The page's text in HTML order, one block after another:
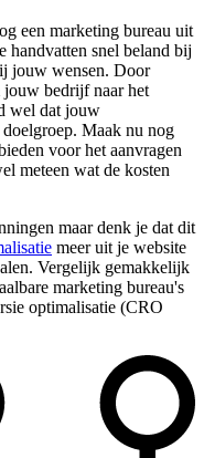
een marketing bureau uit
handvatten snel beland bij
jouw wensen. Door
jouw bedrijf naar het
wel dat jouw
Maak nu nog
voor het aanvragen
meteen wat de kosten
maar denk je dat dit
meer uit je website
Vergelijk gemakkelijk
marketing bureau's
optimalisatie (CRO